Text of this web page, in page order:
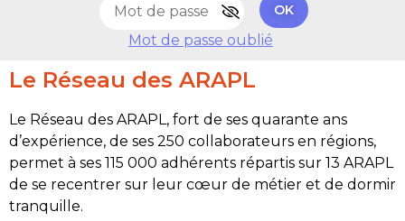
OK
Mot de passe oublié
Le Réseau des ARAPL
Le Réseau des ARAPL, fort de ses quarante ans
d’expérience, de ses 250 collaborateurs en régions,
permet à ses 115 000 adhérents répartis sur 13 ARAPL
de se recentrer sur leur cœur de métier et de dormir
tranquille.